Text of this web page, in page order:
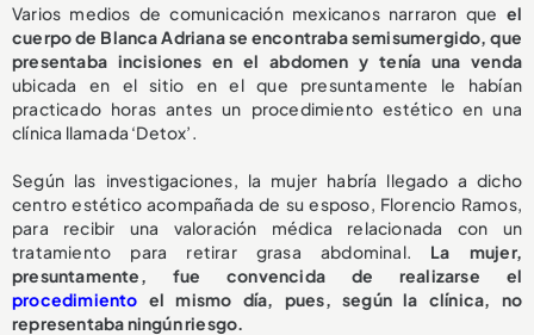
Varios medios de comunicación mexicanos narraron que el
cuerpo de Blanca Adriana se encontraba semisumergido, que
presentaba incisiones en el abdomen y tenía una venda
ubicada en el sitio en el que presuntamente le habían
practicado horas antes un procedimiento estético en una
clínica llamada ‘Detox’.
Según las investigaciones, la mujer habría llegado a dicho
centro estético acompañada de su esposo, Florencio Ramos,
para recibir una valoración médica relacionada con un
tratamiento para retirar grasa abdominal. La mujer,
presuntamente, fue convencida de realizarse el
procedimiento el mismo día, pues, según la clínica, no
representaba ningún riesgo.